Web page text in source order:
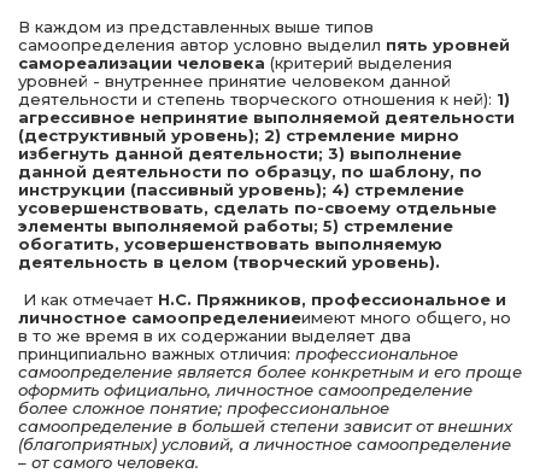
В каждом из представленных выше типов
самоопределения автор условно выделил пять уровней
самореализации человека (критерий выделения
уровней - внутреннее принятие человеком данной
деятельности и степень творческого отношения к ней): 1)
агрессивное непринятие выполняемой деятельности
(деструктивный уровень); 2) стремление мирно
избегнуть данной деятельности; 3) выполнение
данной деятельности по образцу, по шаблону, по
инструкции (пассивный уровень); 4) стремление
усовершенствовать, сделать по-своему отдельные
элементы выполняемой работы; 5) стремление
обогатить, усовершенствовать выполняемую
деятельность в целом (творческий уровень).
И как отмечает Н.С. Пряжников, профессиональное и
личностное самоопределениеимеют много общего, но
в то же время в их содержании выделяет два
принципиально важных отличия: профессиональное
самоопределение является более конкретным и его проще
оформить официально, личностное самоопределение
более сложное понятие; профессиональное
самоопределение в большей степени зависит от внешних
(благоприятных) условий, а личностное самоопределение
– от самого человека.